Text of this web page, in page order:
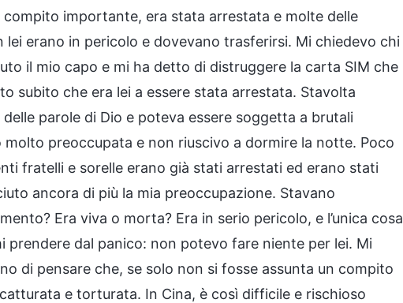
importante, era stata arrestata e molte delle
erano in pericolo e dovevano trasferirsi. Mi chiedevo chi
il mio capo e mi ha detto di distruggere la carta SIM che
subito che era lei a essere stata arrestata. Stavolta
parole di Dio e poteva essere soggetta a brutali
preoccupata e non riuscivo a dormire la notte. Poco
fratelli e sorelle erano già stati arrestati ed erano stati
ancora di più la mia preoccupazione. Stavano
Era viva o morta? Era in serio pericolo, e l’unica cosa
dal panico: non potevo fare niente per lei. Mi
di pensare che, se solo non si fosse assunta un compito
e torturata. In Cina, è così difficile e rischioso